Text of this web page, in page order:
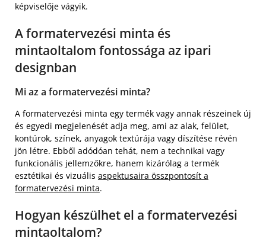
képviselője vágyik.
A formatervezési minta és
mintaoltalom fontossága az ipari
designban
Mi az a formatervezési minta?
A formatervezési minta egy termék vagy annak részeinek új
és egyedi megjelenését adja meg, ami az alak, felület,
kontúrok, színek, anyagok textúrája vagy díszítése révén
jön létre. Ebből adódóan tehát, nem a technikai vagy
funkcionális jellemzőkre, hanem kizárólag a termék
esztétikai és vizuális aspektusaira összpontosít a
formatervezési minta.
Hogyan készülhet el a formatervezési
mintaoltalom?